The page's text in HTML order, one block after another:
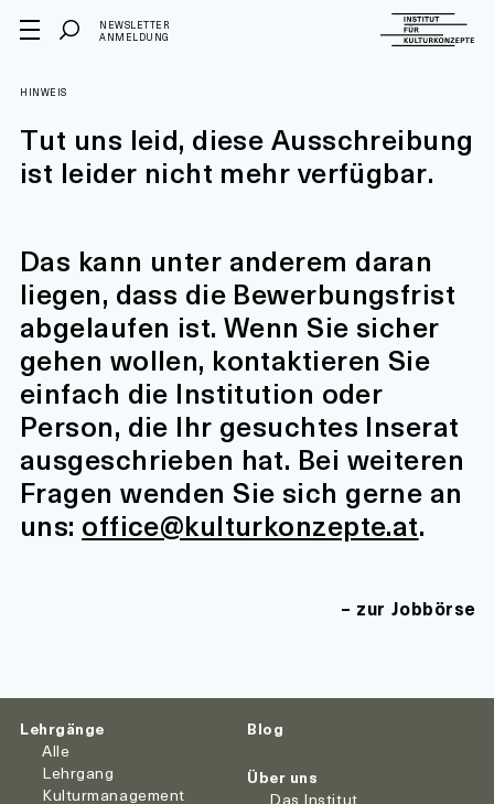
NEWSLETTER
ANMELDUNG
HINWEIS
Tut uns leid, diese Ausschreibung
ist leider nicht mehr verfügbar.
Das kann unter anderem daran
liegen, dass die Bewerbungsfrist
abgelaufen ist. Wenn Sie sicher
gehen wollen, kontaktieren Sie
einfach die Institution oder
Person, die Ihr gesuchtes Inserat
ausgeschrieben hat. Bei weiteren
Fragen wenden Sie sich gerne an
uns: office@kulturkonzepte.at.
zur Jobbörse
Lehrgänge
Alle
Lehrgang
Kulturmanagement
Blog
Über uns
Das Institut